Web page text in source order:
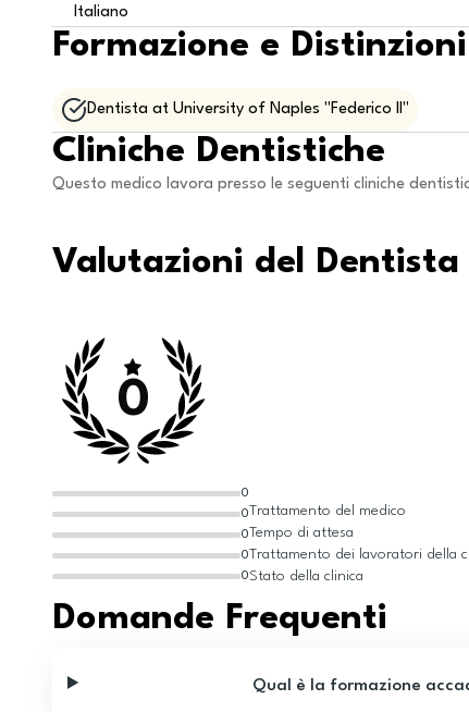
Italiano
Formazione e Distinzioni
Dentista at University of Naples "Federico II"
Cliniche Dentistiche
Questo medico lavora presso le seguenti cliniche
Valutazioni del Dentista
0
0
0
0
0
0
Trattamento del medico
Tempo di attesa
Trattamento dei lavoratori della
Stato della clinica
Domande Frequenti
Qual è la formazione